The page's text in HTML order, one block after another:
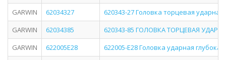
GARWIN
62034327
620343-27 Головка торцевая ударная
GARWIN
62034385
620343-85 ГОЛОВКА ТОРЦЕВАЯ
GARWIN
622005E28
622005-E28 Головка ударная